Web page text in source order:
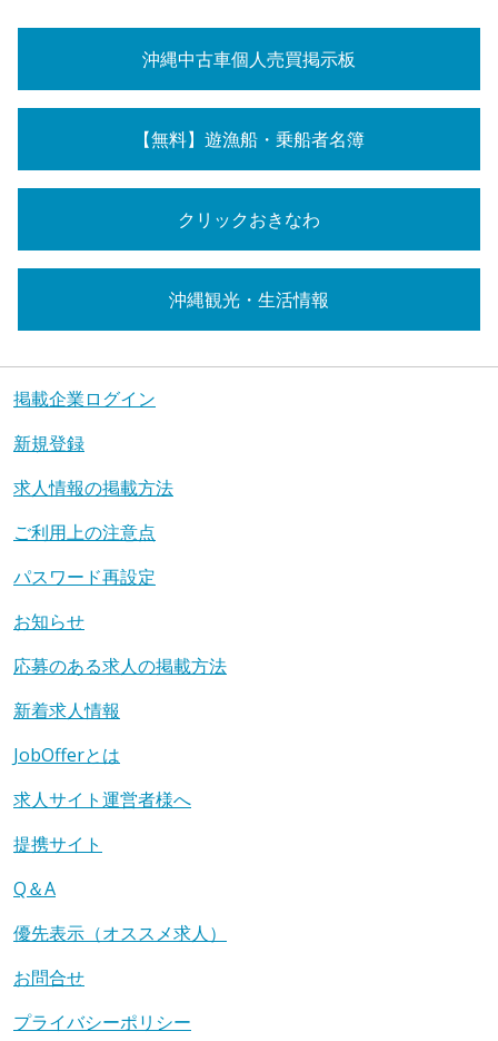
沖縄中古車個人売買掲示板
【無料】遊漁船・乗船者名簿
クリックおきなわ
沖縄観光・生活情報
掲載企業ログイン
新規登録
求人情報の掲載方法
ご利用上の注意点
パスワード再設定
お知らせ
応募のある求人の掲載方法
新着求人情報
JobOfferとは
求人サイト運営者様へ
提携サイト
Q＆A
優先表示（オススメ求人）
お問合せ
プライバシーポリシー